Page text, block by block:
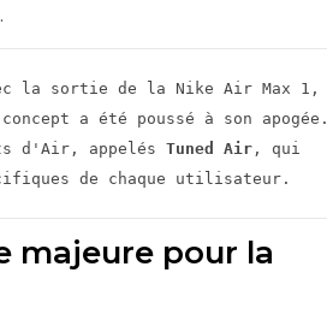
la sortie de la Nike Air Max 1,
a été poussé à son apogée.
d'Air, appelés Tuned Air , qui
de chaque utilisateur.
majeure pour la